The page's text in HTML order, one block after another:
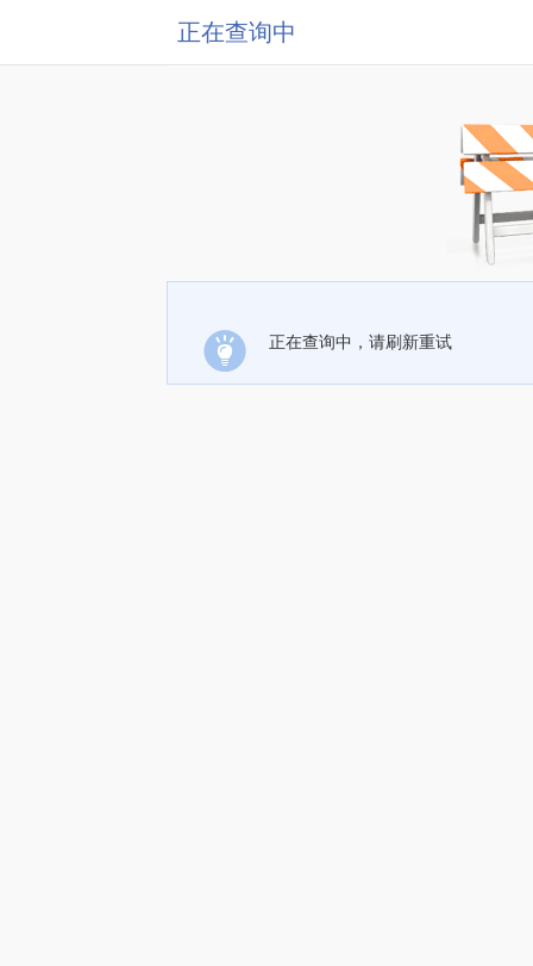
正在查询中
正在查询中，请刷新重试